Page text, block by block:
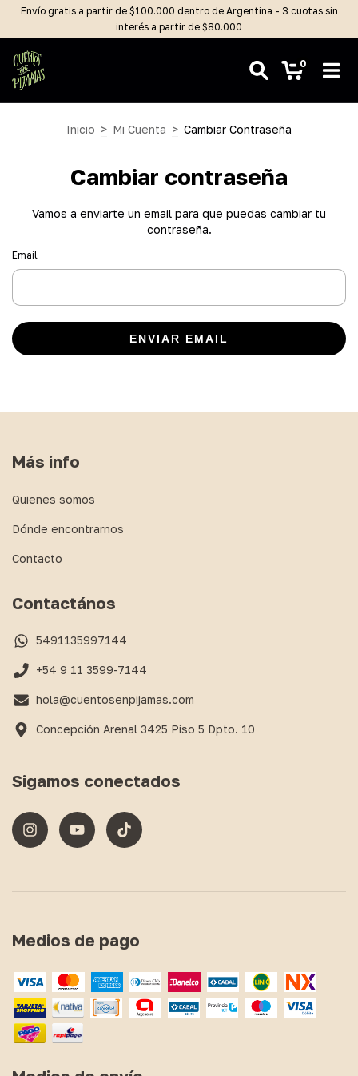
Envío gratis a partir de $100.000 dentro de Argentina - 3 cuotas sin
interés a partir de $80.000
0
Inicio > Mi Cuenta > Cambiar Contraseña
Cambiar contraseña
Vamos a enviarte un email para que puedas cambiar tu
contraseña.
Email
ENVIAR EMAIL
Más info
Quienes somos
Dónde encontrarnos
Contacto
Contactános
5491135997144
+54 9 11 3599-7144
hola@cuentosenpijamas.com
Concepción Arenal 3425 Piso 5 Dpto. 10
Sigamos conectados
Medios de pago